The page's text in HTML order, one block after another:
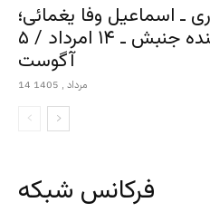
ـ اسماعیل وفا یغمائی؛
جایگاه شاهزاده و آینده جنبش ـ ۱۴ امرداد / ۵
آگوست
14 مرداد , 1405
فرکانس شبکه